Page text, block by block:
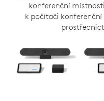
konferenční
k počítači